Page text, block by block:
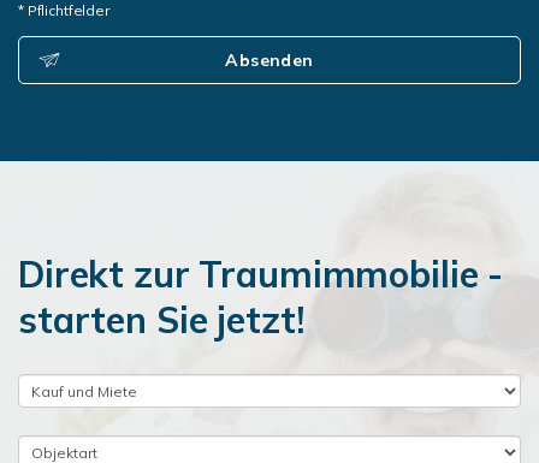
* Pflichtfelder
Absenden
Direkt zur Traumimmobilie -
starten Sie jetzt!